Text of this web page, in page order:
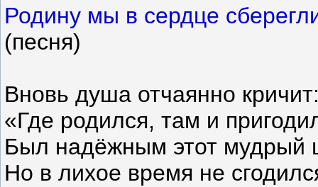
Родину мы в сердце
(песня)
Вновь душа отчаянно
«Где родился, там и
Был надёжным этот мудрый
Но в лихое время не